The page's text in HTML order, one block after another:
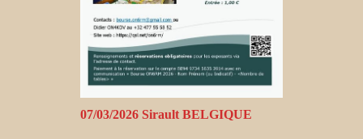
07/03/2026 Sirault BELGIQUE